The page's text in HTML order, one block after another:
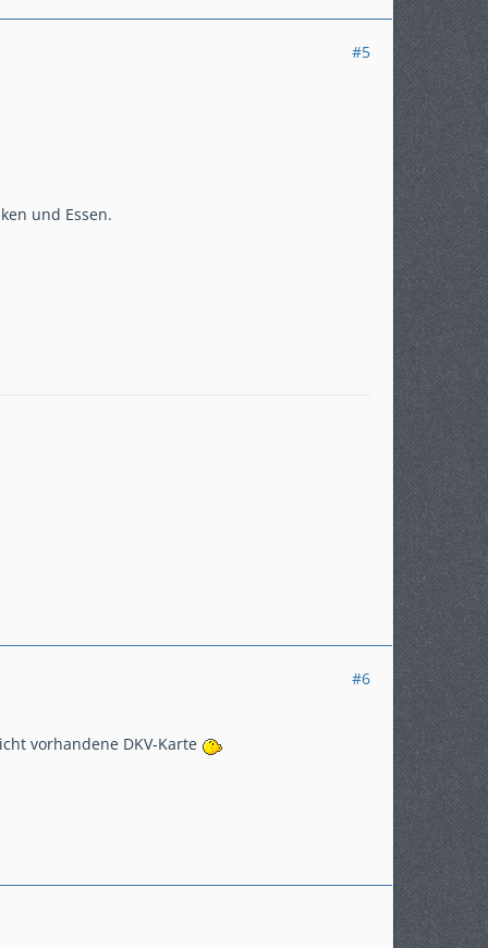
#5
und Essen.
#6
vorhandene DKV-Karte